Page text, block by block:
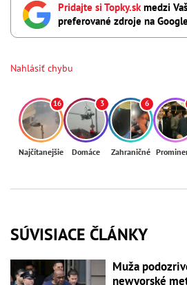
Pridajte si Topky.skmedzi
preferované zdroje na Google
Nahlásiť chybu
16
Najčítanejšie
3
Domáce
6
Zahraničné
SÚVISIACE ČLÁNKY
Muža
newyorské